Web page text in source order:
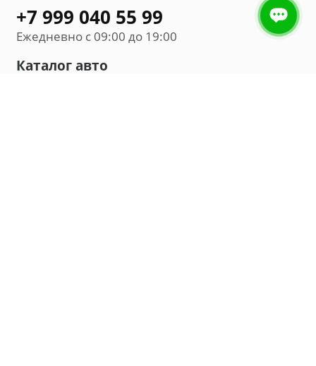
+7 999 040 55 99
Ежедневно с 09:00 до 19:00
Каталог авто